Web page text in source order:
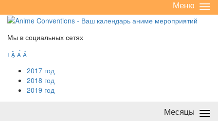
/
Меню
Мы в социальных сетях
   
2017 год
2018 год
2019 год
Месяцы